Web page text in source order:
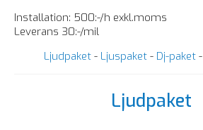
Installation: 500:-/h exkl.moms
Leverans 30:-/mil
Ljudpaket- Ljuspaket- Dj-paket-
Ljudpaket